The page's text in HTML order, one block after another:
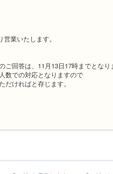
業いたします。
回答は、11月13日17時までとなり
数での対応となりますので
ければと存じます。